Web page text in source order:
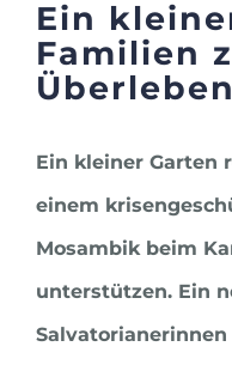
Ein
Familien
Überleben
Ein kleiner Garten
einem
Mosambik beim
unterstützen. Ein
Salvatorianerinnen